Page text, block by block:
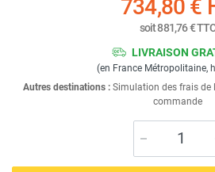
734,80 €
soit881,76 €
LIVRAISON
(en France Métropolitaine,
Autres destinations : Simulation des frais de
commande